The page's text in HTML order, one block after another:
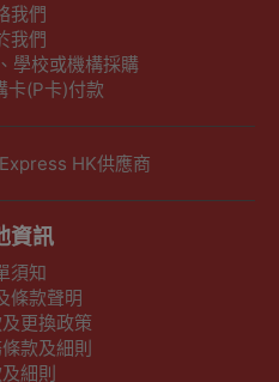
我們
我們
學校或機構採購
卡(P卡)付款
HK供應商
資訊
須知
條款聲明
更換政策
款及細則
細則